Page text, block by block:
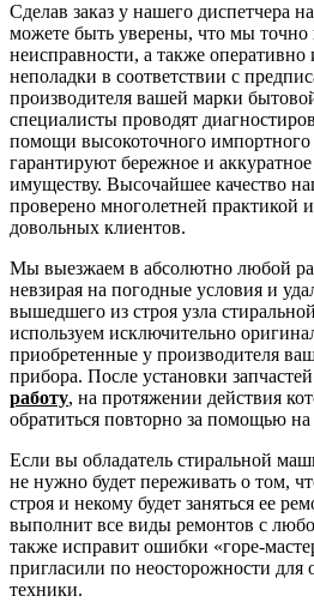
Сделав заказ у нашего диспетчера на
можете быть уверены, что мы
неисправности, а также
неполадки в соответствии с
производителя вашей марки
специалисты проводят
помощи высокоточного импортного
гарантируют бережное и
имуществу. Высочайшее качество
проверено многолетней практикой
довольных клиентов.
Мы выезжаем в абсолютно любой
невзирая на погодные условия и
вышедшего из строя узла
используем исключительно
приобретенные у производителя
прибора. После установки
работу, на протяжении действия
обратиться повторно за помощью
Если вы обладатель стиральной
не нужно будет переживать о том,
строя и некому будет заняться ее
выполнит все виды ремонтов с
также исправит ошибки «горе-
пригласили по неосторожности для
техники.